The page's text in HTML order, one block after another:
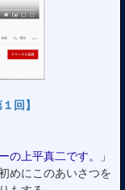
回】
の上平真二です。
」
めにこのあいさつを